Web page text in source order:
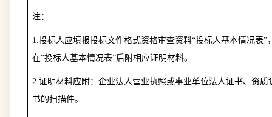
注：
1.投标人应填报投标文件格式资格审查资料“投标人基本情况表”
在“投标人基本情况表”后附相应证明材料。
2.证明材料应附：企业法人营业执照或事业单位法人证书、资质
书的扫描件。